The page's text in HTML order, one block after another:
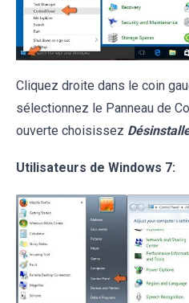
Cliquez droite dans le coin
sélectionnez le Panneau de
ouverte choisissez
Utilisateurs de Windows 7: